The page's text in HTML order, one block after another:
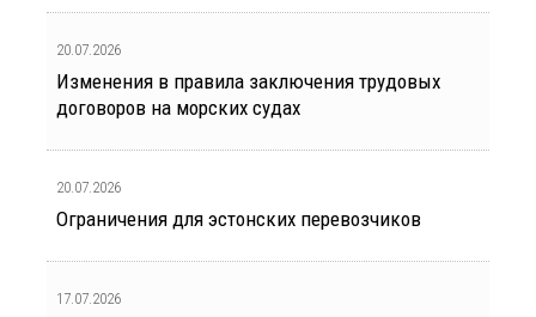
20.07.2026
Изменения в правила заключения трудовых
договоров на морских судах
20.07.2026
Ограничения для эстонских перевозчиков
17.07.2026